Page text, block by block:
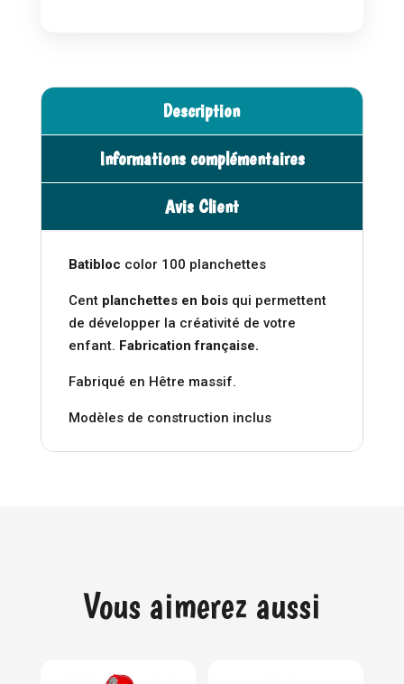
Description
Informations complémentaires
Avis Client
Batibloc color 100 planchettes
Cent planchettes en boisqui permettent
de développer la créativité de votre
enfant. Fabrication française.
Fabriqué en Hêtre massif.
Modèles de construction inclus
Vous aimerez aussi